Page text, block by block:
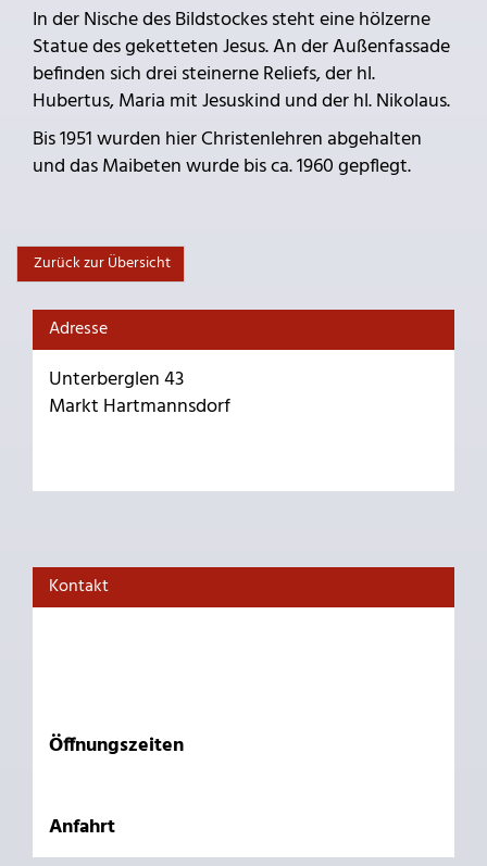
In der Nische des Bildstockes steht eine hölzerne
Statue des geketteten Jesus. An der Außenfassade
befinden sich drei steinerne Reliefs, der hl.
Hubertus, Maria mit Jesuskind und der hl. Nikolaus.
Bis 1951 wurden hier Christenlehren abgehalten
und das Maibeten wurde bis ca. 1960 gepflegt.
Zurück zur Übersicht
Adresse
Unterberglen 43
Markt Hartmannsdorf
Kontakt
Öffnungszeiten
Anfahrt